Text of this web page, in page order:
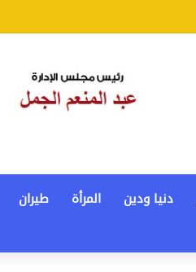
دنيا ودين المرأة طيران